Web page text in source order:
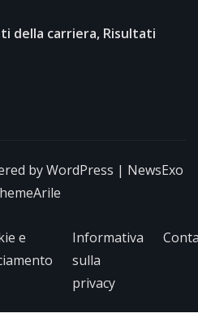
della carriera, Risultati
byWordPress | NewsExo
e
Informativa
sulla
privacy